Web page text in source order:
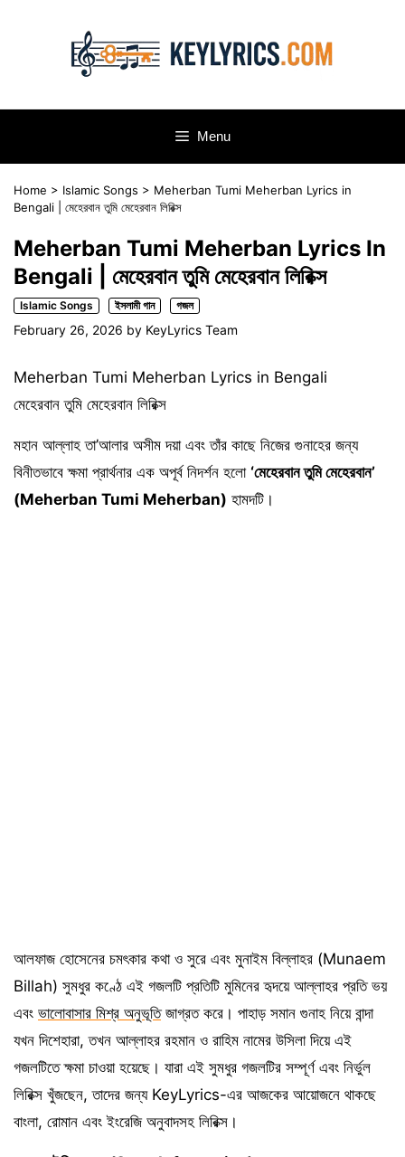
Menu
Home > Islamic Songs > Meherban Tumi Meherban Lyrics in
Bengali | মেহেরবান তুমি মেহেরবান লিরিক্স
Meherban Tumi Meherban Lyrics In
Bengali | মেহেরবান তুমি মেহেরবান লিরিক্স
Islamic Songs ইসলামী গান গজল
February 26, 2026 by KeyLyrics Team
Meherban Tumi Meherban Lyrics in Bengali
মেহেরবান তুমি মেহেরবান লিরিক্স
মহান আল্লাহ তা’আলার অসীম দয়া এবং তাঁর কাছে নিজের গুনাহের জন্য
বিনীতভাবে ক্ষমা প্রার্থনার এক অপূর্ব নিদর্শন হলো ‘মেহেরবান তুমি মেহেরবান’
(Meherban Tumi Meherban) হামদটি।
আলফাজ হোসেনের চমৎকার কথা ও সুরে এবং মুনাইম বিল্লাহর (Munaem
Billah) সুমধুর কণ্ঠে এই গজলটি প্রতিটি মুমিনের হৃদয়ে আল্লাহর প্রতি ভয়
এবং ভালোবাসার মিশ্র অনুভূতিজাগ্রত করে। পাহাড় সমান গুনাহ নিয়ে বান্দা
যখন দিশেহারা, তখন আল্লাহর রহমান ও রাহিম নামের উসিলা দিয়ে এই
গজলটিতে ক্ষমা চাওয়া হয়েছে। যারা এই সুমধুর গজলটির সম্পূর্ণ এবং নির্ভুল
লিরিক্স খুঁজছেন, তাদের জন্য KeyLyrics-এর আজকের আয়োজনে থাকছে
বাংলা, রোমান এবং ইংরেজি অনুবাদসহ লিরিক্স।